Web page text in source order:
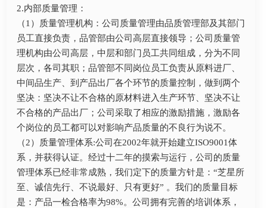
2.内部质量管理：
（1）质量管理机构：公司质量管理由品质管理部及其部门
员工直接负责，品管部由公司高层直接领导；公司质量管
理机构由公司高层，中层和部门员工共同组成，分为不同
层次，各司其职；品管部不同岗位员工负责从原料进厂、
中间品生产、到产品出厂各个环节的质量控制，做到两个
坚决：坚决不让不合格的原材料进入生产环节、坚决不让
不合格的产品出厂；公司采取了相应的激励措施，激励各
个岗位的员工都可以对影响产品质量的不良行为说不。
（2）质量管理体系:公司在2002年就开始建立ISO9001体
系，并获得认证。经过十二年的摸索与运行，公司的质量
管理体系已经非常成熟，我们定下的质量方针是：“芝星所
至、诚信先行、不说最好、只有更好” 。我们的质量目标
是：产品一检合格率为98%。公司拥有完善的培训体系，